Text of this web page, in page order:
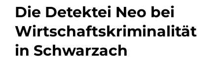
Die Detektei Neo bei
Wirtschaftskriminalität
in Schwarzach